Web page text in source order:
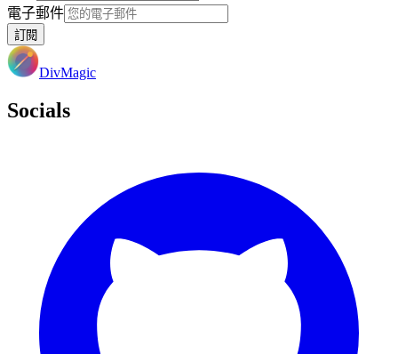
電子郵件
訂閱
DivMagic
Socials